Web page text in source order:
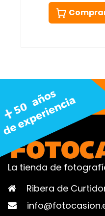
La tienda de
Ribera de